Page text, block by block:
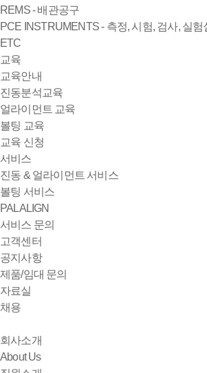
REMS - 배관공구
PCE INSTRUMENTS - 측정, 시험, 검사, 실험
ETC
교육
교육안내
진동분석교육
얼라이먼트 교육
볼팅 교육
교육 신청
서비스
진동 & 얼라이먼트 서비스
볼팅 서비스
PALALIGN
서비스 문의
고객센터
공지사항
제품/임대 문의
자료실
채용
회사소개
About Us